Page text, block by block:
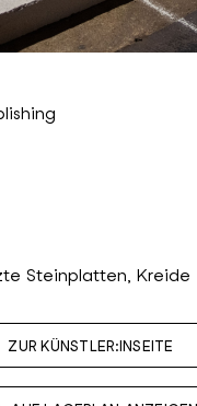
Steinplatten, Kreide
ZUR KÜNSTLER:INSEITE